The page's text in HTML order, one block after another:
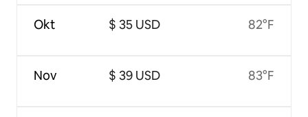
Okt
Nov
$ 35 USD
$ 39 USD
82°F
83°F